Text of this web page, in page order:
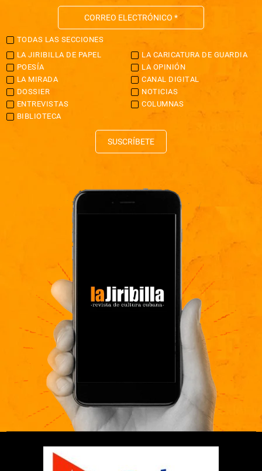
TODAS LAS SECCIONES
LA JIRIBILLA DE PAPEL
LA CARICATURA DE GUARDIA
POESÍA
LA OPINIÓN
LA MIRADA
CANAL DIGITAL
DOSSIER
NOTICIAS
ENTREVISTAS
COLUMNAS
BIBLIOTECA
SUSCRÍBETE